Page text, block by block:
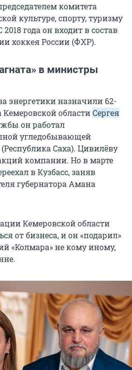
комитета
культуре, спорту, туризму
года он входит в состав
хоккея России (ФХР).
в министры
энергетики назначили 62-
Кемеровской областиСергея
он работал
угледобывающей
Саха). Цивилёву
компании. Но в марте
в Кузбасс, заняв
губернатора Амана
Кемеровской области
от бизнеса, и он «подарил»
«Колмара» не кому иному,